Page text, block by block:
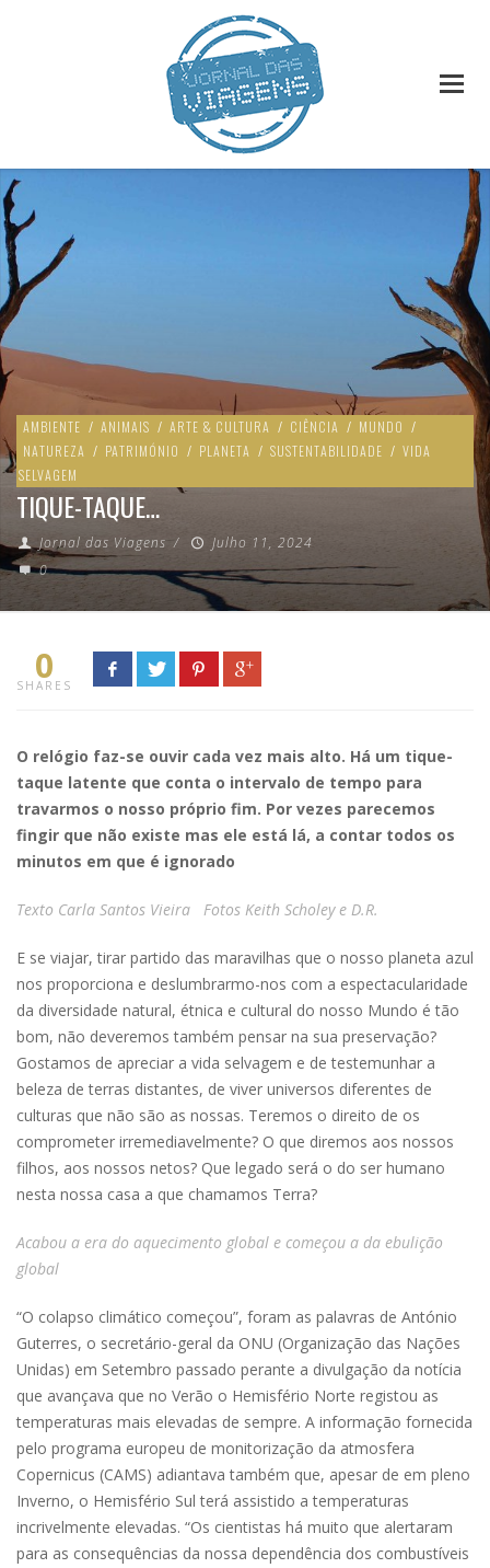
AMBIENTE / ANIMAIS / ARTE & CULTURA / CIÊNCIA / MUNDO /
NATUREZA / PATRIMÓNIO / PLANETA / SUSTENTABILIDADE / VIDA
SELVAGEM
TIQUE-TAQUE…
Jornal das Viagens /
Julho 11, 2024
0
0
SHARES
O relógio faz-se ouvir cada vez mais alto. Há um tique-
taque latente que conta o intervalo de tempo para
travarmos o nosso próprio fim. Por vezes parecemos
fingir que não existe mas ele está lá, a contar todos os
minutos em que é ignorado
Texto Carla Santos Vieira Fotos Keith Scholey e D.R.
E se viajar, tirar partido das maravilhas que o nosso planeta azul
nos proporciona e deslumbrarmo-nos com a espectacularidade
da diversidade natural, étnica e cultural do nosso Mundo é tão
bom, não deveremos também pensar na sua preservação?
Gostamos de apreciar a vida selvagem e de testemunhar a
beleza de terras distantes, de viver universos diferentes de
culturas que não são as nossas. Teremos o direito de os
comprometer irremediavelmente? O que diremos aos nossos
filhos, aos nossos netos? Que legado será o do ser humano
nesta nossa casa a que chamamos Terra?
Acabou a era do aquecimento global e começou a da ebulição
global
“O colapso climático começou”, foram as palavras de António
Guterres, o secretário-geral da ONU (Organização das Nações
Unidas) em Setembro passado perante a divulgação da notícia
que avançava que no Verão o Hemisfério Norte registou as
temperaturas mais elevadas de sempre. A informação fornecida
pelo programa europeu de monitorização da atmosfera
Copernicus (CAMS) adiantava também que, apesar de em pleno
Inverno, o Hemisfério Sul terá assistido a temperaturas
incrivelmente elevadas. “Os cientistas há muito que alertaram
para as consequências da nossa dependência dos combustíveis